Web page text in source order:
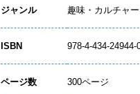
ジャンル 趣味・カルチャー
ISBN 978-4-434-24944-
ページ数 300ページ